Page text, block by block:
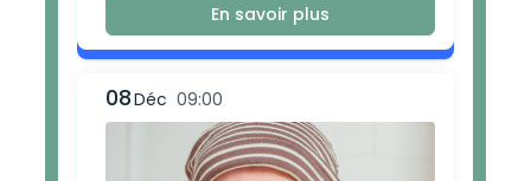
En savoir plus
08Déc 09:00